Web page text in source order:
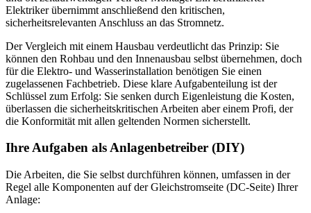
Elektriker übernimmt anschließend den kritischen,
sicherheitsrelevanten Anschluss an das Stromnetz.
Der Vergleich mit einem Hausbau verdeutlicht das Prinzip: Sie
können den Rohbau und den Innenausbau selbst übernehmen, doch
für die Elektro- und Wasserinstallation benötigen Sie einen
zugelassenen Fachbetrieb. Diese klare Aufgabenteilung ist der
Schlüssel zum Erfolg: Sie senken durch Eigenleistung die Kosten,
überlassen die sicherheitskritischen Arbeiten aber einem Profi, der
die Konformität mit allen geltenden Normen sicherstellt.
Ihre Aufgaben als Anlagenbetreiber (DIY)
Die Arbeiten, die Sie selbst durchführen können, umfassen in der
Regel alle Komponenten auf der Gleichstromseite (DC-Seite) Ihrer
Anlage: